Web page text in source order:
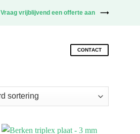
Vraag vrijblijvend een offerte aan
CONTACT